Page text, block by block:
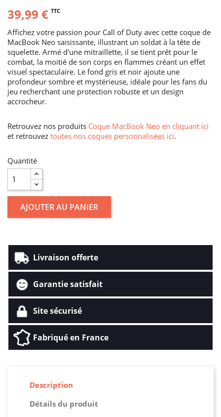
39,99 € TTC
Affichez votre passion pour Call of Duty avec cette coque de
MacBook Neo saisissante, illustrant un soldat à la tête de
squelette. Armé d'une mitraillette, il se tient prêt pour le
combat, la moitié de son corps en flammes créant un effet
visuel spectaculaire. Le fond gris et noir ajoute une
profondeur sombre et mystérieuse, idéale pour les fans du
jeu recherchant une protection robuste et un design
accrocheur.
Retrouvez nos produits Coque MacBook Neo en cliquant ici
et retrouvez toutes nos coques personnalisées ici.
Quantité
AJOUTER AU PANIER
Livraison offerte
Garantie satisfait
Site sécurisé
Fabriqué en France
Description
Détails du produit